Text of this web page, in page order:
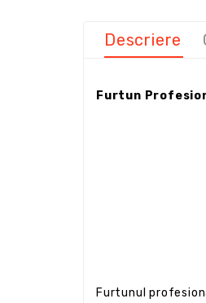
Descriere
Furtun
Furtunul